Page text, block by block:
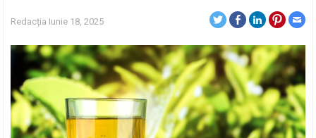
Redacția Iunie 18, 2025